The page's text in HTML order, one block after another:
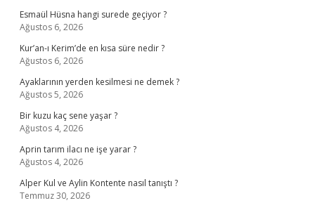
Esmaül Hüsna hangi surede geçiyor ?
Ağustos 6, 2026
Kur’an-ı Kerim’de en kısa süre nedir ?
Ağustos 6, 2026
Ayaklarının yerden kesilmesi ne demek ?
Ağustos 5, 2026
Bir kuzu kaç sene yaşar ?
Ağustos 4, 2026
Aprin tarım ilacı ne işe yarar ?
Ağustos 4, 2026
Alper Kul ve Aylin Kontente nasıl tanıştı ?
Temmuz 30, 2026